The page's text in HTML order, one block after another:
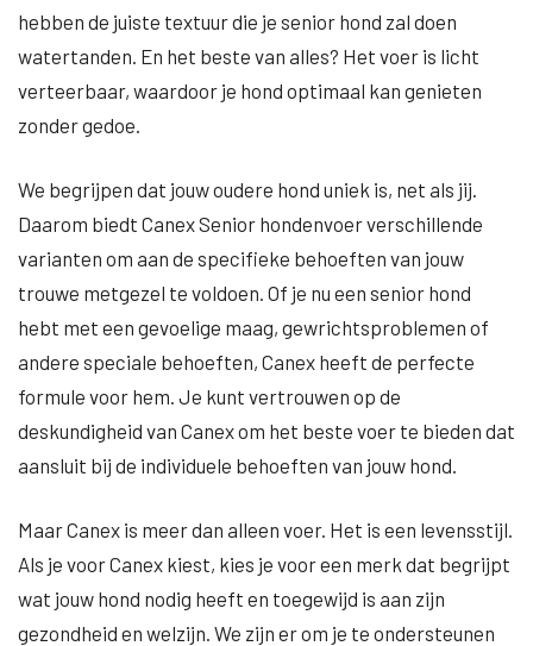
hebben de juiste textuur die je senior hond zal doen
watertanden. En het beste van alles? Het voer is licht
verteerbaar, waardoor je hond optimaal kan genieten
zonder gedoe.
We begrijpen dat jouw oudere hond uniek is, net als jij.
Daarom biedt Canex Senior hondenvoer verschillende
varianten om aan de specifieke behoeften van jouw
trouwe metgezel te voldoen. Of je nu een senior hond
hebt met een gevoelige maag, gewrichtsproblemen of
andere speciale behoeften, Canex heeft de perfecte
formule voor hem. Je kunt vertrouwen op de
deskundigheid van Canex om het beste voer te bieden dat
aansluit bij de individuele behoeften van jouw hond.
Maar Canex is meer dan alleen voer. Het is een levensstijl.
Als je voor Canex kiest, kies je voor een merk dat begrijpt
wat jouw hond nodig heeft en toegewijd is aan zijn
gezondheid en welzijn. We zijn er om je te ondersteunen